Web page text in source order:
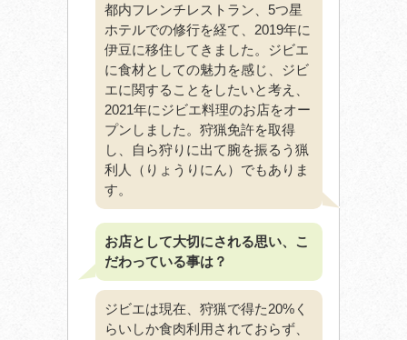
都内フレンチレストラン、5つ星
ホテルでの修行を経て、2019年に
伊豆に移住してきました。ジビエ
に食材としての魅力を感じ、ジビ
エに関することをしたいと考え、
2021年にジビエ料理のお店をオー
プンしました。狩猟免許を取得
し、自ら狩りに出て腕を振るう猟
利人（りょうりにん）でもありま
す。
お店として大切にされる思い、こ
だわっている事は？
ジビエは現在、狩猟で得た20%く
らいしか食肉利用されておらず、